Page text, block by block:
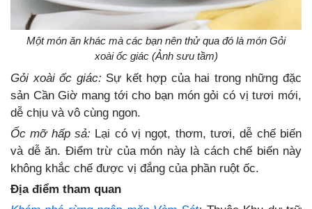
Một món ăn khác mà các bạn nên thử qua đó là món Gỏi
xoài ốc giác (Ảnh sưu tầm)
Gỏi xoài ốc giác: Sự kết hợp của hai trong những đặc
sản Cần Giờ mang tới cho bạn món gỏi có vị tươi mới,
dễ chịu và vô cùng ngon.
Ốc mỡ hấp sả: Lại có vị ngọt, thơm, tươi, dễ chế biến
và dễ ăn. Điểm trừ của món này là cách chế biến này
không khắc chế được vị đắng của phần ruột ốc.
Địa điểm tham quan